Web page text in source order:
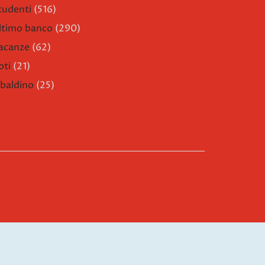
(516)
banco (290)
(62)
(21)
(25)